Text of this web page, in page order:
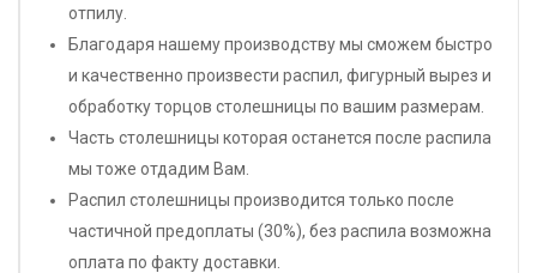
отпилу.
Благодаря нашему производству мы сможем быстро
и качественно произвести распил, фигурный вырез и
обработку торцов столешницы по вашим размерам.
Часть столешницы которая останется после распила
мы тоже отдадим Вам.
Распил столешницы производится только после
частичной предоплаты (30%), без распила возможна
оплата по факту доставки.